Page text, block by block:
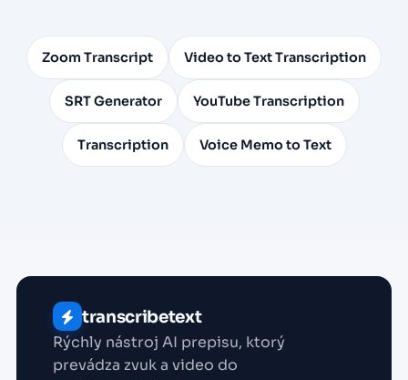
Zoom Transcript Video to Text Transcription
SRT Generator YouTube Transcription
Transcription Voice Memo to Text
transcribetext
Rýchly nástroj AI prepisu, ktorý
prevádza zvuk a video do